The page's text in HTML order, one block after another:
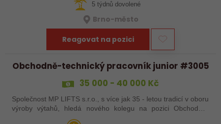
5 týdnů dovolené
Brno-město
Reagovat na pozici
Obchodně-technický pracovník junior #3005
35 000 - 40 000 Kč
Společnost MP LIFTS s.r.o., s více jak 35 - letou tradicí v oboru
výroby výtahů, hledá nového kolegu na pozici Obchodně-
technický pracovník junior Místo výkonu práce: Brno Hledáme